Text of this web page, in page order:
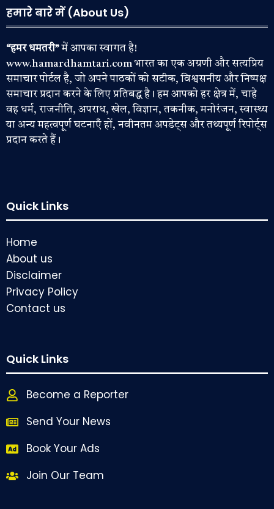
हमारे बारे में (About Us)
“हमर धमतरी”में आपका स्वागत है!
www.hamardhamtari.com भारत का एक अग्रणी और सत्यप्रिय
समाचार पोर्टल है, जो अपने पाठकों को सटीक, विश्वसनीय और निष्पक्ष
समाचार प्रदान करने के लिए प्रतिबद्ध है। हम आपको हर क्षेत्र में, चाहे
वह धर्म, राजनीति, अपराध, खेल, विज्ञान, तकनीक, मनोरंजन, स्वास्थ्य
या अन्य महत्वपूर्ण घटनाएँ हों, नवीनतम अपडेट्स और तथ्यपूर्ण रिपोर्ट्स
प्रदान करते हैं।
Quick Links
Home
About us
Disclaimer
Privacy Policy
Contact us
Quick Links
Become a Reporter
Send Your News
Book Your Ads
Join Our Team